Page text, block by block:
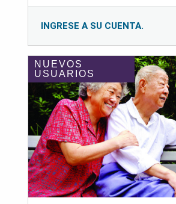
INGRESE A SU CUENTA.
NUEVOS
USUARIOS